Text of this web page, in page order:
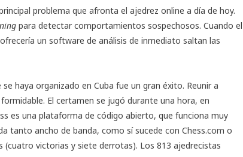
problema que afronta el ajedrez online a día de hoy.
para detectar comportamientos sospechosos. Cuando el
un software de análisis de inmediato saltan las
haya organizado en Cuba fue un gran éxito. Reunir a
El certamen se jugó durante una hora, en
es una plataforma de código abierto, que funciona muy
tanto ancho de banda, como sí sucede con Chess.com o
(cuatro victorias y siete derrotas). Los 813 ajedrecistas